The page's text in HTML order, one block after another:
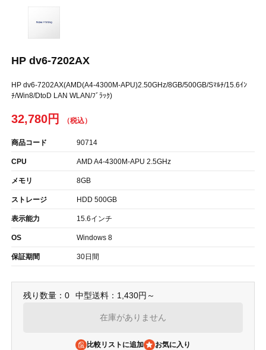
HP dv6-7202AX
HP dv6-7202AX(AMD(A4-4300M-APU)2.50GHz/8GB/500GB/Sﾏﾙﾁ/15.6ｲﾝ
ﾁ/Win8/DtoD LAN WLAN/ﾌﾞﾗｯｸ)
32,780円
商品コード 90714
CPU AMD A4-4300M-APU 2.5GHz
メモリ 8GB
ストレージ HDD 500GB
表示能力 15.6インチ
OS Windows 8
保証期間 30日間
残り数量：0 中型送料：1,430円～
在庫がありません
比較リストに追加